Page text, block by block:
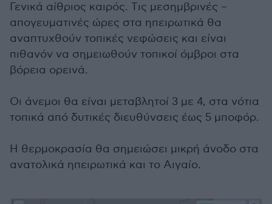
Γενικά αίθριος καιρός. Tις μεσημβρινές –
απογευματινές ώρες στα ηπειρωτικά θα
αναπτυχθούν τοπικές νεφώσεις και είναι
πιθανόν να σημειωθούν τοπικοί όμβροι στα
βόρεια ορεινά.
Οι άνεμοι θα είναι μεταβλητοί 3 με 4, στα νότια
τοπικά από δυτικές διευθύνσεις έως 5 μποφόρ.
Η θερμοκρασία θα σημειώσει μικρή άνοδο στα
ανατολικά ηπειρωτικά και το Αιγαίο.